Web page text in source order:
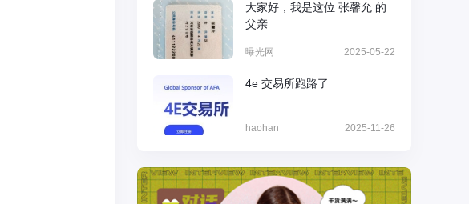
大家好，我是这位 张馨允 的
父亲
曝光网 2025-05-22
4e 交易所跑路了
haohan 2025-11-26